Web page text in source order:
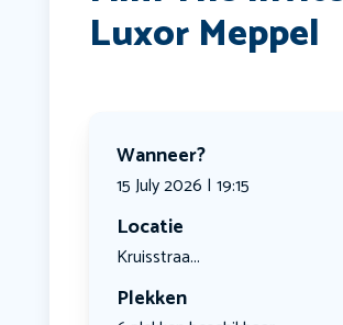
Luxor Meppel
Wanneer?
15 July 2026 | 19:15
Locatie
Kruisstraa...
Plekken